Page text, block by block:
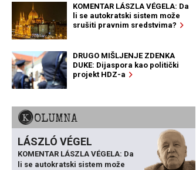
KOMENTAR LÁSZLA VÉGELA: Da
li se autokratski sistem može
srušiti pravnim sredstvima?
DRUGO MIŠLJENJE ZDENKA
DUKE: Dijaspora kao politički
projekt HDZ-a
KOLUMNA
LÁSZLÓ VÉGEL
KOMENTAR LÁSZLA VÉGELA: Da
li se autokratski sistem može